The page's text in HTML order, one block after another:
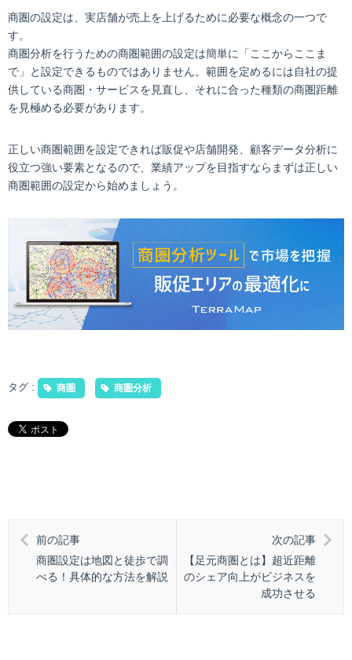
商圏の設定は、実店舗が売上を上げるために必要な概念の一つで
す。
商圏分析を行うための商圏範囲の設定は簡単に「ここからここま
で」と設定できるものではありません。範囲を定めるには自社の提
供している商圏・サービスを見直し、それに合った種類の商圏距離
を見極める必要があります。
正しい商圏範囲を設定できれば販促や店舗開発、顧客データ分析に
役立つ強い要素となるので、業績アップを目指すならまずは正しい
商圏範囲の設定から始めましょう。
タグ : 商圏 商圏分析
前の記事
商圏設定は地図と徒歩で調
べる！具体的な方法を解説
次の記事
【足元商圏とは】超近距離
のシェア向上がビジネスを
成功させる